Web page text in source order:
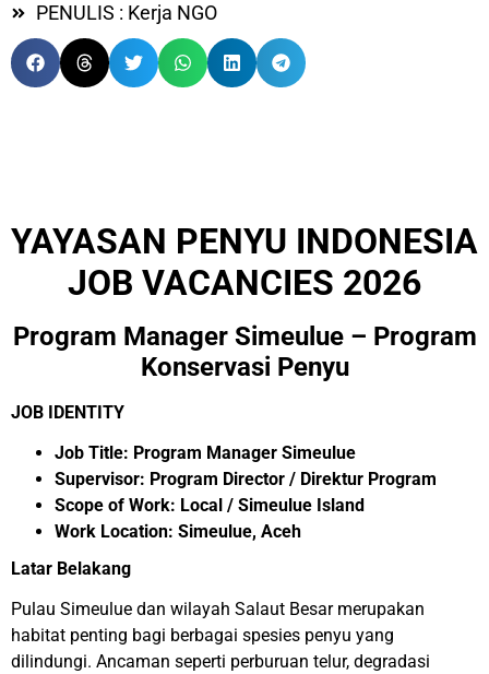
PENULIS : Kerja NGO
YAYASAN PENYU INDONESIA
JOB VACANCIES 2026
Program Manager Simeulue – Program
Konservasi Penyu
JOB IDENTITY
Job Title: Program Manager Simeulue
Supervisor: Program Director / Direktur Program
Scope of Work: Local / Simeulue Island
Work Location: Simeulue, Aceh
Latar Belakang
Pulau Simeulue dan wilayah Salaut Besar merupakan
habitat penting bagi berbagai spesies penyu yang
dilindungi. Ancaman seperti perburuan telur, degradasi